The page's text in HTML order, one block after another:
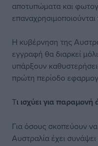
αποτυπώματα και
Η κυβέρνηση της
εγγραφή θα διαρκεί
υπάρξουν
πρώτη περίοδο
Τι ισχύει για
Για όσους σκοπεύουν
Αυστραλία έχει